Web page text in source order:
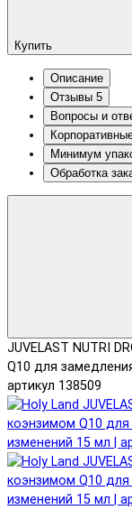
Купить
Описание
Отзывы 5
Вопросы и
Минимум
Обработка
JUVELAST NUTRI
Q10 для
артикул 138509